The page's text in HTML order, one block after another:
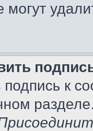
могут
подпись к